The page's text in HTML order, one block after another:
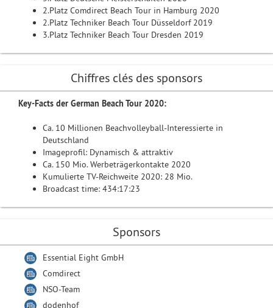
2.Platz Comdirect Beach Tour in Hamburg 2020
2.Platz Techniker Beach Tour Düsseldorf 2019
3.Platz Techniker Beach Tour Dresden 2019
Chiffres clés des sponsors
Key-Facts der German Beach Tour 2020:
Ca. 10 Millionen Beachvolleyball-Interessierte in
Deutschland
Imageprofil: Dynamisch & attraktiv
Ca. 150 Mio. Werbeträgerkontakte 2020
Kumulierte TV-Reichweite 2020: 28 Mio.
Broadcast time: 434:17:23
Sponsors
Essential Eight GmbH
Comdirect
NSO-Team
dodenhof